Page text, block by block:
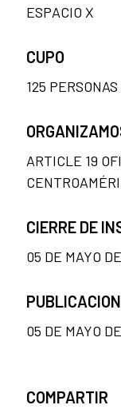
ESPACIO X
CUPO
125 PERSONAS
ARTICLE 19
CIERRE DE
05 DE MAYO
05 DE MAYO
COMPARTIR